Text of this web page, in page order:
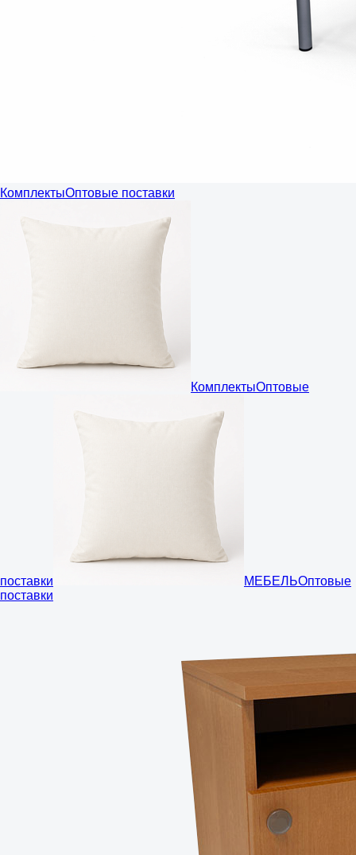
КомплектыОптовые поставки
КомплектыОптовые
поставки МЕБЕЛЬОптовые
поставки